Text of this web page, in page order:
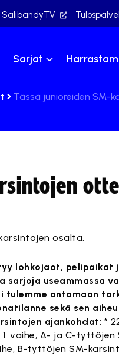
SalibandyTV
Sarjat
Tässä junioreiden SM-
osalta.
lohkojaot,
useammassa
tulemme antamaan
sekä sen
ajankohdat: *
vaihe, A- ja C-tyttöjen
B-tyttöjen SM-